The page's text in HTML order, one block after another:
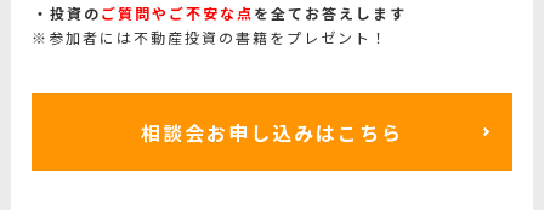
投資のご質問やご不安な点 を全てお答えします
※参加者には不動産投資の書籍をプレゼント！
相談会お申し込みはこちら